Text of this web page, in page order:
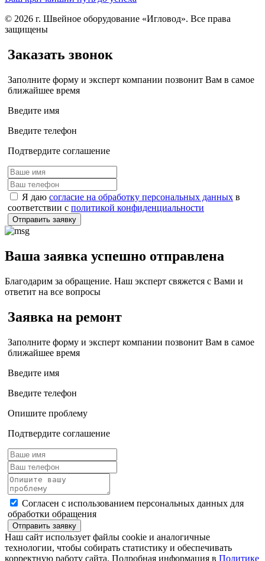
© 2026 г. Швейное оборудование «Игловод». Все права
защищены
Заказать звонок
Заполните форму и эксперт компании позвонит Вам в самое
ближайшее время
Введите имя
Введите телефон
Подтвердите соглашение
Я даю согласие на обработку персональных данных в
соответствии с политикой конфиденциальности
Отправить заявку
Ваша заявка успешно отправлена
Благодарим за обращение. Наш эксперт свяжется с Вами и
ответит на все вопросы
Заявка на ремонт
Заполните форму и эксперт компании позвонит Вам в самое
ближайшее время
Введите имя
Введите телефон
Опишите проблему
Подтвердите соглашение
Согласен с использованием персональных данных для
обработки обращения
Отправить заявку
Наш сайт использует файлы cookie и аналогичные
технологии, чтобы собирать статистику и обеспечивать
корректную работу сайта. Подробная информация в Политике